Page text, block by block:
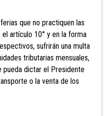
que no practiquen las
artículo 10° y en la forma
sufrirán una multa
tributarias mensuales,
pueda dictar el Presidente
o la venta de los